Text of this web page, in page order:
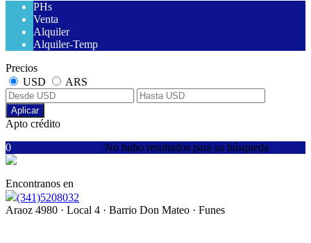
PHs
Venta
Alquiler
Alquiler-Temp
Precios
USD
ARS
Aplicar
Apto crédito
No hubo resultados para su búsqueda
0
Encontranos en
(341)5208032
Araoz 4980 · Local 4 · Barrio Don Mateo · Funes